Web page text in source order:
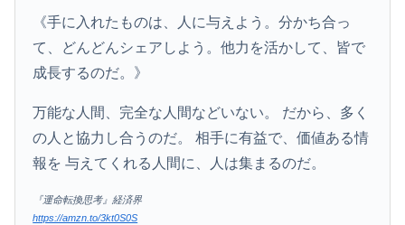
《手に入れたものは、人に与えよう。分かち合っ
て、どんどんシェアしよう。他力を活かして、皆で
成長するのだ。》
万能な人間、完全な人間などいない。 だから、多く
の人と協力し合うのだ。 相手に有益で、価値ある情
報を 与えてくれる人間に、人は集まるのだ。
『運命転換思考』経済界
https://amzn.to/3kt0S0S